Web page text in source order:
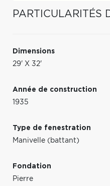
PARTICULARITÉS
Dimensions
29' X 32'
Année de construction
1935
Type de fenestration
Manivelle (battant)
Fondation
Pierre